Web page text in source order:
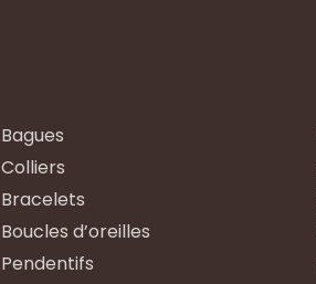
Bagues
Colliers
Bracelets
Boucles d’oreilles
Pendentifs